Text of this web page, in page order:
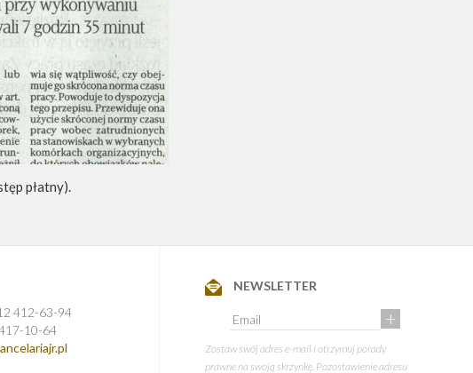
płatny).
412-63-94
10-64
NEWSLETTER
+
Zostaw swój adres e-mail i otrzymuj porady
prawne na swoją skrzynkę. Pozostawienie adresu